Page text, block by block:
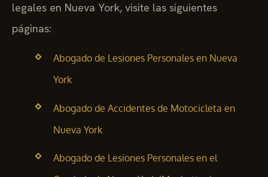
legales en Nueva York, visite las siguientes
páginas:
Abogado de Lesiones Personales en Nueva
York
Abogado de Accidentes de Motocicleta en
Nueva York
Abogado de Lesiones Personales en el